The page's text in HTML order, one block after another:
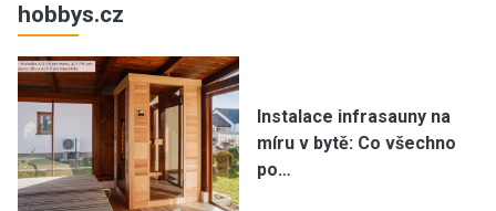
hobbys.cz
Instalace infrasauny na
míru v bytě: Co všechno
po…